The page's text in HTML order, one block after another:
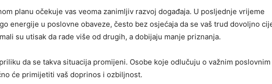
planu očekuje vas veoma zanimljiv razvoj događaja. U posljednje vrijeme
energije u poslovne obaveze, često bez osjećaja da se vaš trud dovoljno
su utisak da rade više od drugih, a dobijaju manje priznanja.
da se takva situacija promijeni. Osobe koje odlučuju o važnim poslovnim
će primijetiti vaš doprinos i ozbiljnost.